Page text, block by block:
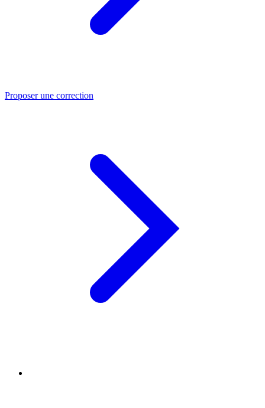
Proposer une correction